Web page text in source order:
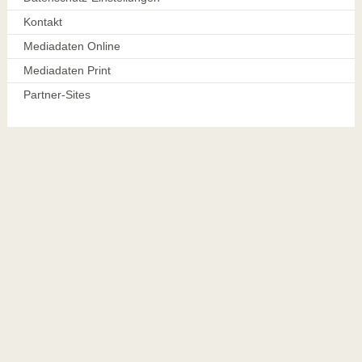
Kontakt
Mediadaten Online
Mediadaten Print
Partner-Sites